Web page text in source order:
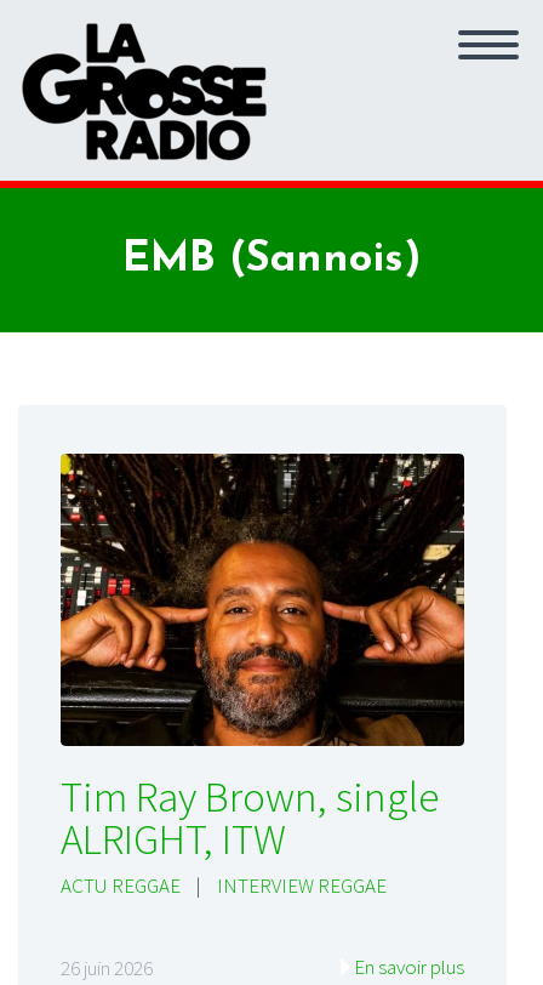
EMB (Sannois)
Tim Ray Brown, single
ALRIGHT, ITW
ACTU REGGAE | INTERVIEW REGGAE
26 juin 2026 En savoir plus